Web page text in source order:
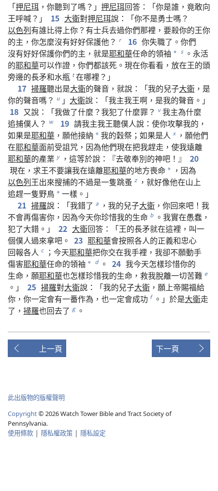
「押尼珥 ， 你聽到了嗎 ？」 押尼珥回答 ：「你是誰 ， 竟敢向
王呼喊？」 15 大衛對押尼珥說 ：「你不是勇士嗎 ？
以色列有誰比得上你？ 有士兵去過你們那裡 ， 要殺你的王你
的主 ， 你怎麼沒有好好保護他？ r 16 你失職了 。 你們
沒有好好保護你們的主 ， 就是耶和華任命的領袖 * s 。 永活
的耶和華可以作證 ， 你們都該死 。 現在你看看 ， 放在王的頭
旁邊的長矛和水瓶 t 在哪裡 ？」
17 掃羅聽出是大衛的聲音 ， 就說 ：「我的兒子大衛 ， 是
你的聲音嗎 ？ u 」 大衛說 ：「我主我王啊 ， 是我的聲音 。」
18 又說 ：「我做了什麼 ？我犯了什麼罪？ v 我主為什麼
追捕僕人 ？ w 19 請我主我王聽僕人說 ： 使你攻擊我的 ，
如果是耶和華 ， 願他接納 *我的穀祭 ； 如果是人 x ， 願他們
在耶和華面前受詛咒 ， 因為他們現在把我趕走 ， 使我遠離
耶和華的產業 y ， 這等於說 ：『去敬奉別的神吧 ！』
20
現在 ， 求王不要讓我在遠離耶和華的地方喪命 * ， 因為
以色列王出來搜捕的不過是一隻跳蚤 z ， 就好像他在山上
追趕一隻野鳥 *一樣 。」
21 掃羅說 ：「我錯了 a ， 我的兒子大衛 ， 你回來吧 ！ 我
不會再傷害你 ， 因為今天你珍惜我的生命 b 。 我實在愚蠢 ，
犯了大錯 。」 22 大衛回答 ：「王的長矛就在這裡 ， 叫一
個僕人過來拿吧 。 23 耶和華會按照各人的正義和忠心
回報各人 c ； 今天耶和華把你交在我手裡 ， 我卻不願動手
傷害耶和華任命的領袖 * d 。 24 我今天怎樣珍惜你的
生命 ， 願耶和華也怎樣珍惜我的生命 ， 救我脫離一切苦難 e
。」 25 掃羅對大衛說 ：「我的兒子大衛 ， 願上帝賜福給
你 ， 你一定會有一番作為 ， 也一定會成功 f 。」 於是大衛走
了 ， 掃羅也回去了 g 。
上一頁 下一頁
此出版物的版權聲明
Copyright© 2026Watch Tower Bible and Tract Society of
Pennsylvania.
使用條款 | 隱私權政策 | 隱私設定